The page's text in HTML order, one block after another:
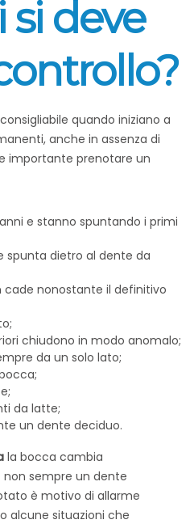
deve
quando iniziano a
anche in assenza di
importante prenotare un
e stanno spuntando i primi
spunta dietro al dente da
nonostante il definitivo
chiudono in modo anomalo;
da un solo lato;
da latte;
un dente deciduo.
la bocca cambia
sempre un dente
è motivo di allarme
alcune situazioni che